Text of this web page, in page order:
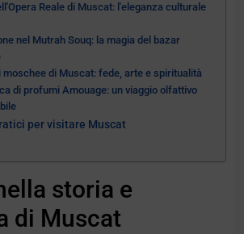
Reale di Muscat: l'eleganza culturale
nel Mutrah Souq: la magia del bazar
moschee di Muscat: fede, arte e spiritualità
di profumi Amouage: un viaggio olfattivo
per visitare Muscat
storia e
di Muscat